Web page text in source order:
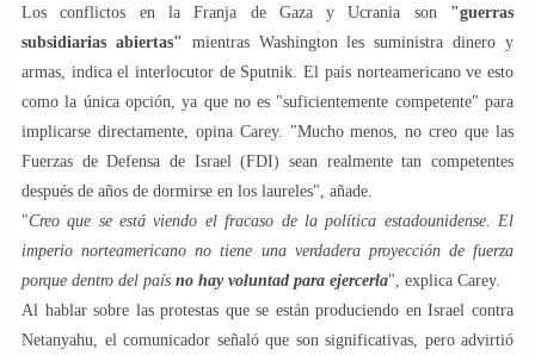
Los conflictos en la Franja de Gaza y Ucrania son "guerras
subsidiarias abiertas" mientras Washington les suministra dinero y
armas, indica el interlocutor de Sputnik. El país norteamericano ve esto
como la única opción, ya que no es "suficientemente competente" para
implicarse directamente, opina Carey. "Mucho menos, no creo que las
Fuerzas de Defensa de Israel (FDI) sean realmente tan competentes
después de años de dormirse en los laureles", añade.
"Creo que se está viendo el fracaso de la política estadounidense. El
imperio norteamericano no tiene una verdadera proyección de fuerza
porque dentro del país no hay voluntad para ejercerla", explica Carey.
Al hablar sobre las protestas que se están produciendo en Israel contra
Netanyahu, el comunicador señaló que son significativas, pero advirtió